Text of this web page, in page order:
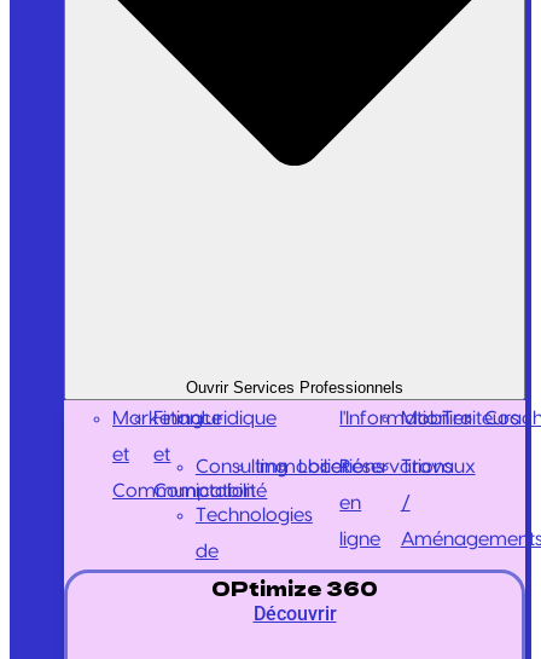
Ouvrir Services Professionnels
Marketing
et
Communication
Finance
et
Comptabilité
Juridique
Consulting
Technologies
de
l'Information
Immobilier
LocationsRéservations
en
ligne
MobilierTraiteurs
Travaux
/
OPtimize 360
Découvrir